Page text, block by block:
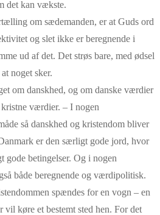
det kan vækste.
om sædemanden, er at Guds ord
og slet ikke er beregnende i
ud af det. Det strøs bare, med ødsel
noget sker.
om danskhed, og om danske værdier
værdier. – I nogen
så danskhed og kristendom bliver
er den særligt gode jord, hvor
gode betingelser. Og i nogen
både beregnende og værdipolitisk.
spændes for en vogn – en
køre et bestemt sted hen. For det